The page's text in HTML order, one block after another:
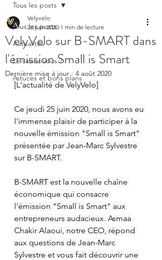
Tous les posts
Actualités
Le saviez-vous ?
Astuces et bons plans
Tous les posts
VelyVelo sur B-SMART dans
l'émission Small is Smart
Velyvelo
26 juin 2020 1 min de lecture
Dernière mise à jour : 4 août 2020
[L'actualité de VelyVelo]
Ce jeudi 25 juin 2020, nous avons eu
l'immense plaisir de participer à la
nouvelle émission "Small is Smart"
présentée par Jean-Marc Sylvestre
sur B-SMART.
B-SMART est la nouvelle chaîne
économique qui consacre
l'émission "Small is Smart" aux
entrepreneurs audacieux. Asmaa
Chakir Alaoui, notre CEO, répond
aux questions de Jean-Marc
Sylvestre et vous fait découvrir une